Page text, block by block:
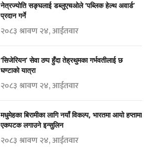
नेत्रज्योति सङ्घलाई डब्लुएचओले ‘पब्लिक हेल्थ अवार्ड’
प्रदान गर्ने
२०८३ श्रावण २४, आईतवार
‘सिजेरियन’ सेवा ठप्प हुँदा तेह्रथुमका गर्भवतीलाई छ
घण्टाको यात्रा
२०८३ श्रावण २४, आईतवार
मधुमेहका बिरामीका लागि नयाँ विकल्प, भारतमा आयो हप्तामा
एकपटक लगाउने इन्सुलिन
२०८३ श्रावण २४, आईतवार